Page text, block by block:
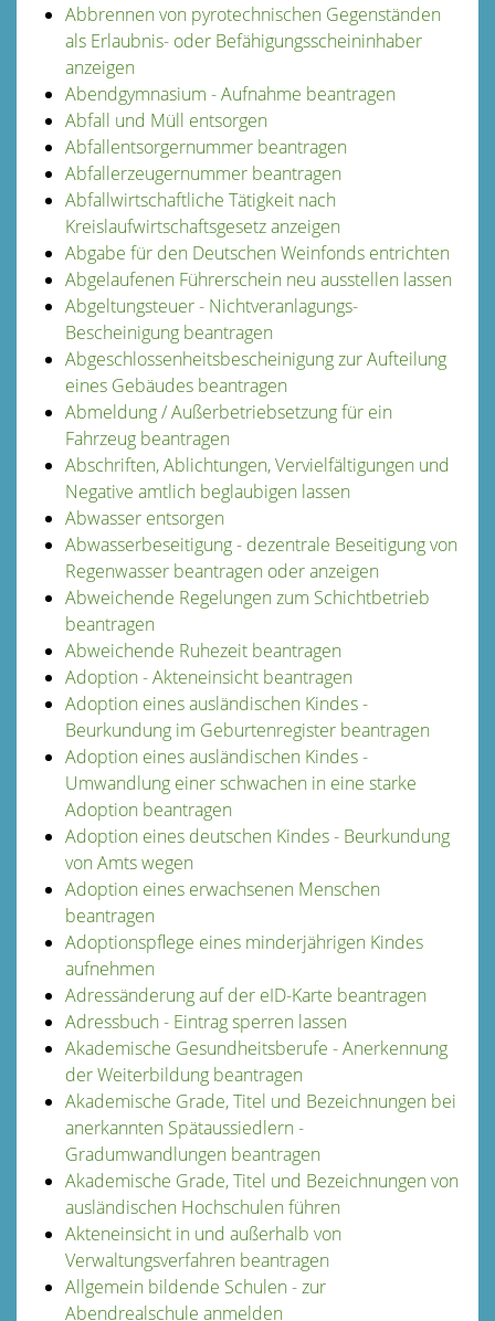
Abbrennen von pyrotechnischen Gegenständen
als Erlaubnis- oder Befähigungsscheininhaber
anzeigen
Abendgymnasium - Aufnahme beantragen
Abfall und Müll entsorgen
Abfallentsorgernummer beantragen
Abfallerzeugernummer beantragen
Abfallwirtschaftliche Tätigkeit nach
Kreislaufwirtschaftsgesetz anzeigen
Abgabe für den Deutschen Weinfonds entrichten
Abgelaufenen Führerschein neu ausstellen lassen
Abgeltungsteuer - Nichtveranlagungs-
Bescheinigung beantragen
Abgeschlossenheitsbescheinigung zur Aufteilung
eines Gebäudes beantragen
Abmeldung / Außerbetriebsetzung für ein
Fahrzeug beantragen
Abschriften, Ablichtungen, Vervielfältigungen und
Negative amtlich beglaubigen lassen
Abwasser entsorgen
Abwasserbeseitigung - dezentrale Beseitigung von
Regenwasser beantragen oder anzeigen
Abweichende Regelungen zum Schichtbetrieb
beantragen
Abweichende Ruhezeit beantragen
Adoption - Akteneinsicht beantragen
Adoption eines ausländischen Kindes -
Beurkundung im Geburtenregister beantragen
Adoption eines ausländischen Kindes -
Umwandlung einer schwachen in eine starke
Adoption beantragen
Adoption eines deutschen Kindes - Beurkundung
von Amts wegen
Adoption eines erwachsenen Menschen
beantragen
Adoptionspflege eines minderjährigen Kindes
aufnehmen
Adressänderung auf der eID-Karte beantragen
Adressbuch - Eintrag sperren lassen
Akademische Gesundheitsberufe - Anerkennung
der Weiterbildung beantragen
Akademische Grade, Titel und Bezeichnungen bei
anerkannten Spätaussiedlern -
Gradumwandlungen beantragen
Akademische Grade, Titel und Bezeichnungen von
ausländischen Hochschulen führen
Akteneinsicht in und außerhalb von
Verwaltungsverfahren beantragen
Allgemein bildende Schulen - zur
Abendrealschule anmelden